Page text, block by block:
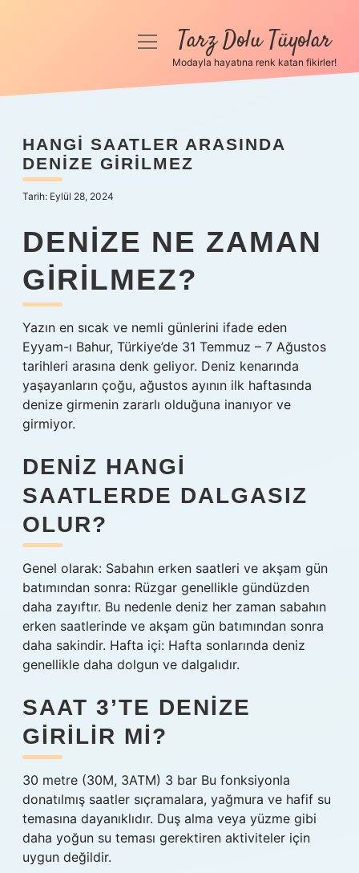
Anasayfa
Yasal Uyarı
Hakkımızda
menüyüTarz Dolu Tüyolar
Modayla hayatına renk katan fikirler!
HANGI SAATLER ARASINDA
DENIZE GIRILMEZ
Tarih: Eylül 28, 2024
DENIZE NE ZAMAN
GIRILMEZ?
Yazın en sıcak ve nemli günlerini ifade eden
Eyyam-ı Bahur, Türkiye’de 31 Temmuz – 7 Ağustos
tarihleri ​​arasına denk geliyor. Deniz kenarında
yaşayanların çoğu, ağustos ayının ilk haftasında
denize girmenin zararlı olduğuna inanıyor ve
girmiyor.
DENIZ HANGI
SAATLERDE DALGASIZ
OLUR?
Genel olarak: Sabahın erken saatleri ve akşam gün
batımından sonra: Rüzgar genellikle gündüzden
daha zayıftır. Bu nedenle deniz her zaman sabahın
erken saatlerinde ve akşam gün batımından sonra
daha sakindir. Hafta içi: Hafta sonlarında deniz
genellikle daha dolgun ve dalgalıdır.
SAAT 3’TE DENIZE
GIRILIR MI?
30 metre (30M, 3ATM) 3 bar Bu fonksiyonla
donatılmış saatler sıçramalara, yağmura ve hafif su
temasına dayanıklıdır. Duş alma veya yüzme gibi
daha yoğun su teması gerektiren aktiviteler için
uygun değildir.